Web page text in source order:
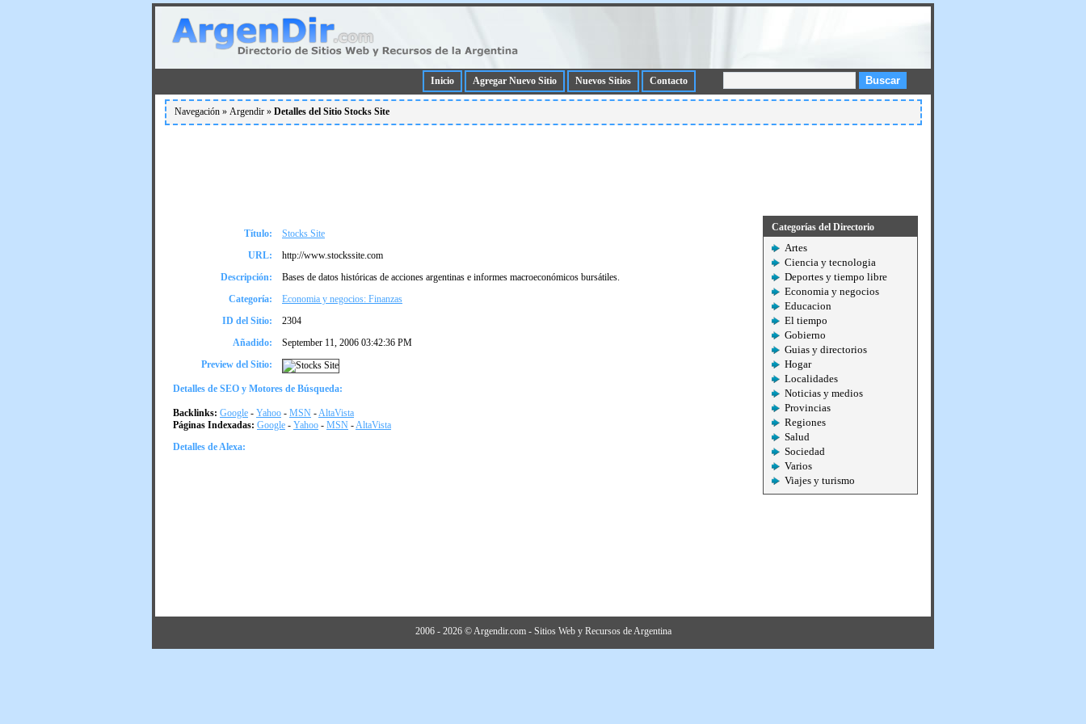
Buscar
Inicio Agregar Nuevo Sitio Nuevos Sitios Contacto
Navegación » Argendir » Detalles del Sitio Stocks Site
Título:
Stocks Site
URL:
http://www.stockssite.com
Descripción:
Bases de datos históricas de acciones argentinas e informes macroeconómicos bursátiles.
Categoría:
Economia y negocios: Finanzas
ID del Sitio:
2304
Añadido:
September 11, 2006 03:42:36 PM
Preview del Sitio:
Detalles de SEO y Motores de Búsqueda:
Backlinks: Google - Yahoo - MSN -AltaVista
Páginas Indexadas: Google - Yahoo - MSN -AltaVista
Detalles de Alexa:
Categorías del Directorio
Artes
Ciencia y tecnologia
Deportes y tiempo libre
Economia y negocios
Educacion
El tiempo
Gobierno
Guias y directorios
Hogar
Localidades
Noticias y medios
Provincias
Regiones
Salud
Sociedad
Varios
Viajes y turismo
2006 - 2026 © Argendir.com - Sitios Web y Recursos de Argentina